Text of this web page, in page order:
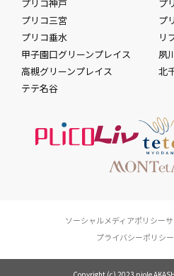
プリコ神戸
プ
プリコ三宮
プ
プリコ垂水
リ
甲子園口グリーンプレイス
夙
高槻グリーンプレイス
北
テテ名谷
ソーシャルメディアポリシー
プライバシーポリシー